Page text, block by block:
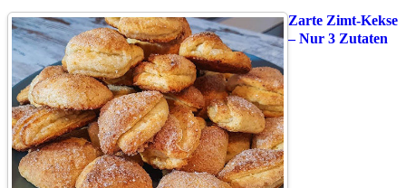
Zarte Zimt-Kekse
– Nur 3 Zutaten